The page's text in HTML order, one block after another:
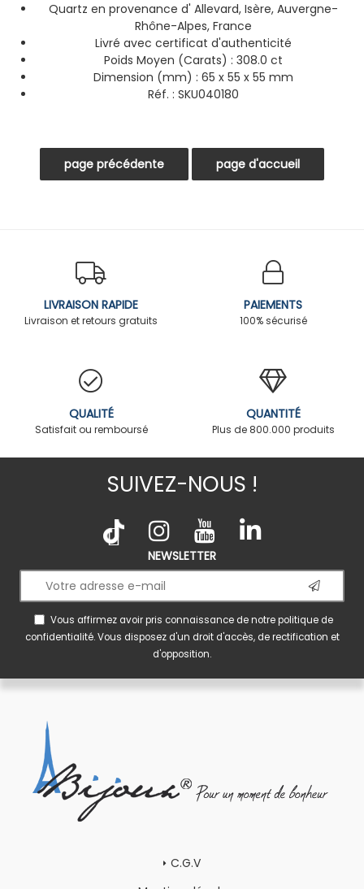
Quartz en provenance d' Allevard, Isère, Auvergne-
Rhône-Alpes, France
Livré avec certificat d'authenticité
Poids Moyen (Carats) : 308.0 ct
Dimension (mm) : 65 x 55 x 55 mm
Réf. : SKU040180
LIVRAISON RAPIDE
Livraison et retours gratuits
PAIEMENTS
100% sécurisé
QUALITÉ
Satisfait ou remboursé
QUANTITÉ
Plus de 800.000 produits
SUIVEZ-NOUS !
NEWSLETTER
Vous affirmez avoir pris connaissance de notrepolitique de
confidentialité. Vous disposez d'un droit d'accès, de rectification et
d'opposition.
C.G.V